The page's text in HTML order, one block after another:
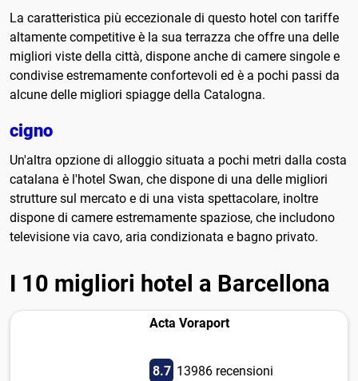
La caratteristica più eccezionale di questo hotel con tariffe
altamente competitive è la sua terrazza che offre una delle
migliori viste della città, dispone anche di camere singole e
condivise estremamente confortevoli ed è a pochi passi da
alcune delle migliori spiagge della Catalogna.
cigno
Un'altra opzione di alloggio situata a pochi metri dalla costa
catalana è l'hotel Swan, che dispone di una delle migliori
strutture sul mercato e di una vista spettacolare, inoltre
dispone di camere estremamente spaziose, che includono
televisione via cavo, aria condizionata e bagno privato.
I 10 migliori hotel a Barcellona
Acta Voraport
8.7 13986 recensioni